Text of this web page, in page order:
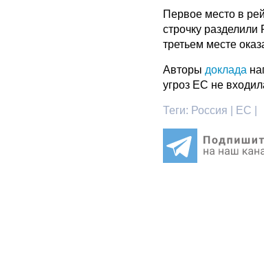
Первое место в
строчку
третьем месте
Авторы доклада
угроз ЕС не
Теги: Россия | ЕС |